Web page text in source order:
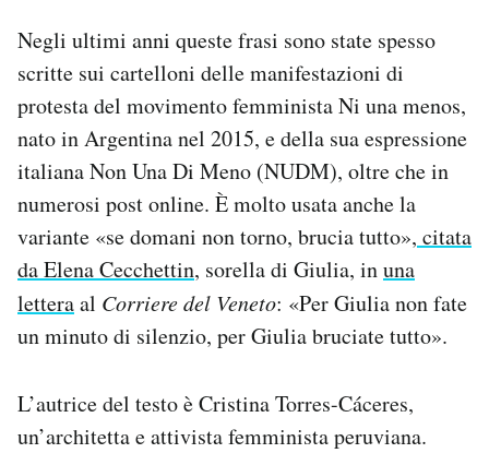
Negli ultimi anni queste frasi sono state spesso
scritte sui cartelloni delle manifestazioni di
protesta del movimento femminista Ni una menos,
nato in Argentina nel 2015, e della sua espressione
italiana Non Una Di Meno (NUDM), oltre che in
numerosi post online. È molto usata anche la
variante «se domani non torno, brucia tutto», citata
da Elena Cecchettin, sorella di Giulia, inuna
letteraal Corriere del Veneto: «Per Giulia non fate
un minuto di silenzio, per Giulia bruciate tutto».
L’autrice del testo è Cristina Torres-Cáceres,
un’architetta e attivista femminista peruviana.